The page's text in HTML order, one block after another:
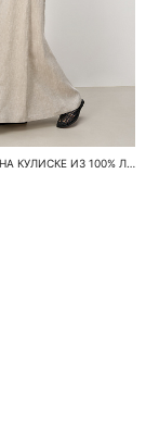
ЮБКА МАКСИ НА КУЛИСКЕ ИЗ 100% ЛЬНА